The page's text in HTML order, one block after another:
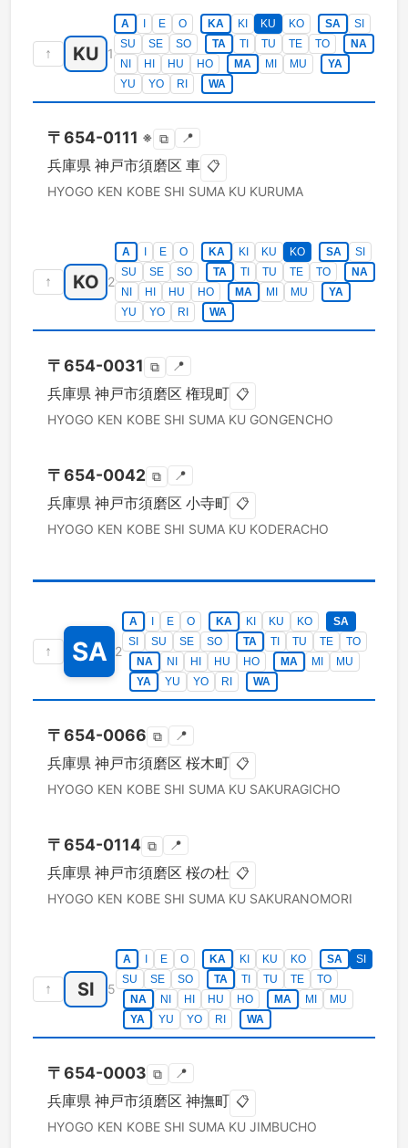
↑ KU 1
A E O KA KI KU KO SA
SI
SU
SE SO TA TI TU TE TO
NA
NI
HI HU HO MA MI MU
YA
YU
YO RI WA
〒654-0111 ※ ⧉ 📍
兵庫県 神戸市須磨区 車 📋
HYOGO KEN KOBE SHI SUMA KU KURUMA
↑ KO 2
A E O KA KI KU KO SA
SI
SU
SE SO TA TI TU TE TO
NA
NI
HI HU HO MA MI MU
YA
YU
YO RI WA
〒654-0031 ⧉ 📍
兵庫県 神戸市須磨区 権現町 📋
HYOGO KEN KOBE SHI SUMA KU GONGENCHO
〒654-0042 ⧉ 📍
兵庫県 神戸市須磨区 小寺町 📋
HYOGO KEN KOBE SHI SUMA KU KODERACHO
↑ SA 2
A E O KA KI KU KO
SA
SI
SU SE SO TA TI TU TE
TO
NA
NI HI HU HO MA MI
MU
YA
YU YO RI WA
〒654-0066 ⧉ 📍
兵庫県 神戸市須磨区 桜木町 📋
HYOGO KEN KOBE SHI SUMA KU SAKURAGICHO
〒654-0114 ⧉ 📍
兵庫県 神戸市須磨区 桜の杜 📋
HYOGO KEN KOBE SHI SUMA KU SAKURANOMORI
↑ SI 5
A E O KA KI KU KO SA
SI
SU
SE SO TA TI TU TE
TO
NA
NI HI HU HO MA MI
MU
YA
YU YO RI WA
〒654-0003 ⧉ 📍
兵庫県 神戸市須磨区 神撫町 📋
HYOGO KEN KOBE SHI SUMA KU JIMBUCHO